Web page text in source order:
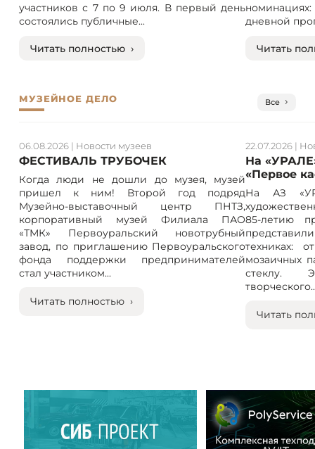
участников с 7 по 9 июля. В первый день
состоялись публичные...
Читать полностью ›
дневной
Читать
МУЗЕЙНОЕ ДЕЛО Все
ФЕСТИВАЛЬ ТРУБОЧЕК
06.08.2026| Новости музеев
Когда люди не дошли до музея, музей
пришел к ним! Второй год подряд
Музейно-выставочный центр ПНТЗ,
корпоративный музей Филиала ПАО
«ТМК» Первоуральский новотрубный
завод, по приглашению Первоуральского
фонда поддержки предпринимателей
стал участником...
Читать полностью ›
На
«Первое
22.07.2026 |
На АЗ
85-летию
техниках:
мозаичных
стеклу.
Читать